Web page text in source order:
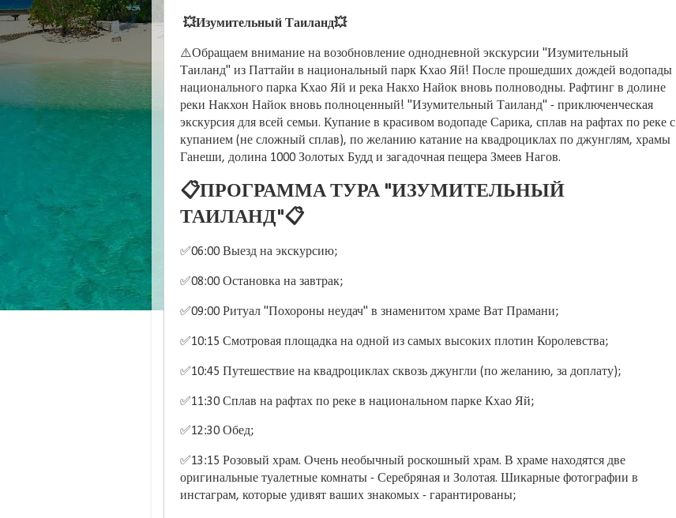
💥Изумительный Таиланд💥
⚠️Обращаем внимание на возобновление однодневной экскурсии "Изумительный
Таиланд" из Паттайи в национальный парк Кхао Яй! После прошедших дождей водопады
национального парка Кхао Яй и река Накхо Найок вновь полноводны. Рафтинг в долине
реки Накхон Найок вновь полноценный! "Изумительный Таиланд" - приключенческая
экскурсия для всей семьи. Купание в красивом водопаде Сарика, сплав на рафтах по реке с
купанием (не сложный сплав), по желанию катание на квадроциклах по джунглям, храмы
Ганеши, долина 1000 Золотых Будд и загадочная пещера Змеев Нагов.
📋ПРОГРАММА ТУРА "ИЗУМИТЕЛЬНЫЙ
ТАИЛАНД"📋
✅06:00 Выезд на экскурсию;
✅08:00 Остановка на завтрак;
✅09:00 Ритуал "Похороны неудач" в знаменитом храме Ват Прамани;
✅10:15 Смотровая площадка на одной из самых высоких плотин Королевства;
✅10:45 Путешествие на квадроциклах сквозь джунгли (по желанию, за доплату);
✅11:30 Сплав на рафтах по реке в национальном парке Кхао Яй;
✅12:30 Обед;
✅13:15 Розовый храм. Очень необычный роскошный храм. В храме находятся две
оригинальные туалетные комнаты - Серебряная и Золотая. Шикарные фотографии в
инстаграм, которые удивят ваших знакомых - гарантированы;